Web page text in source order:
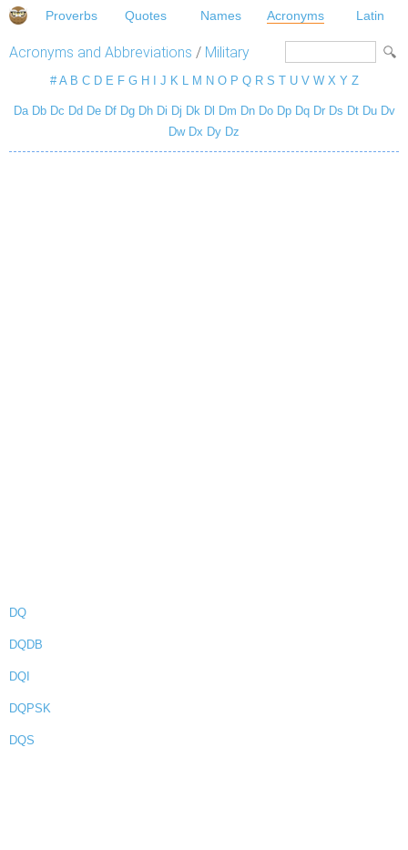
Proverbs Quotes Names Acronyms Latin
Acronyms and Abbreviations / Military
# A B C D E F G H J K L M N O P Q R S T U V W X Y Z
Da Db Dc Dd De Df Dg Dh Di Dj Dk Dl Dm Dn Do Dp Dq Dr Ds Dt Du Dv
Dw Dx Dy Dz
DQ
DQDB
DQI
DQPSK
DQS